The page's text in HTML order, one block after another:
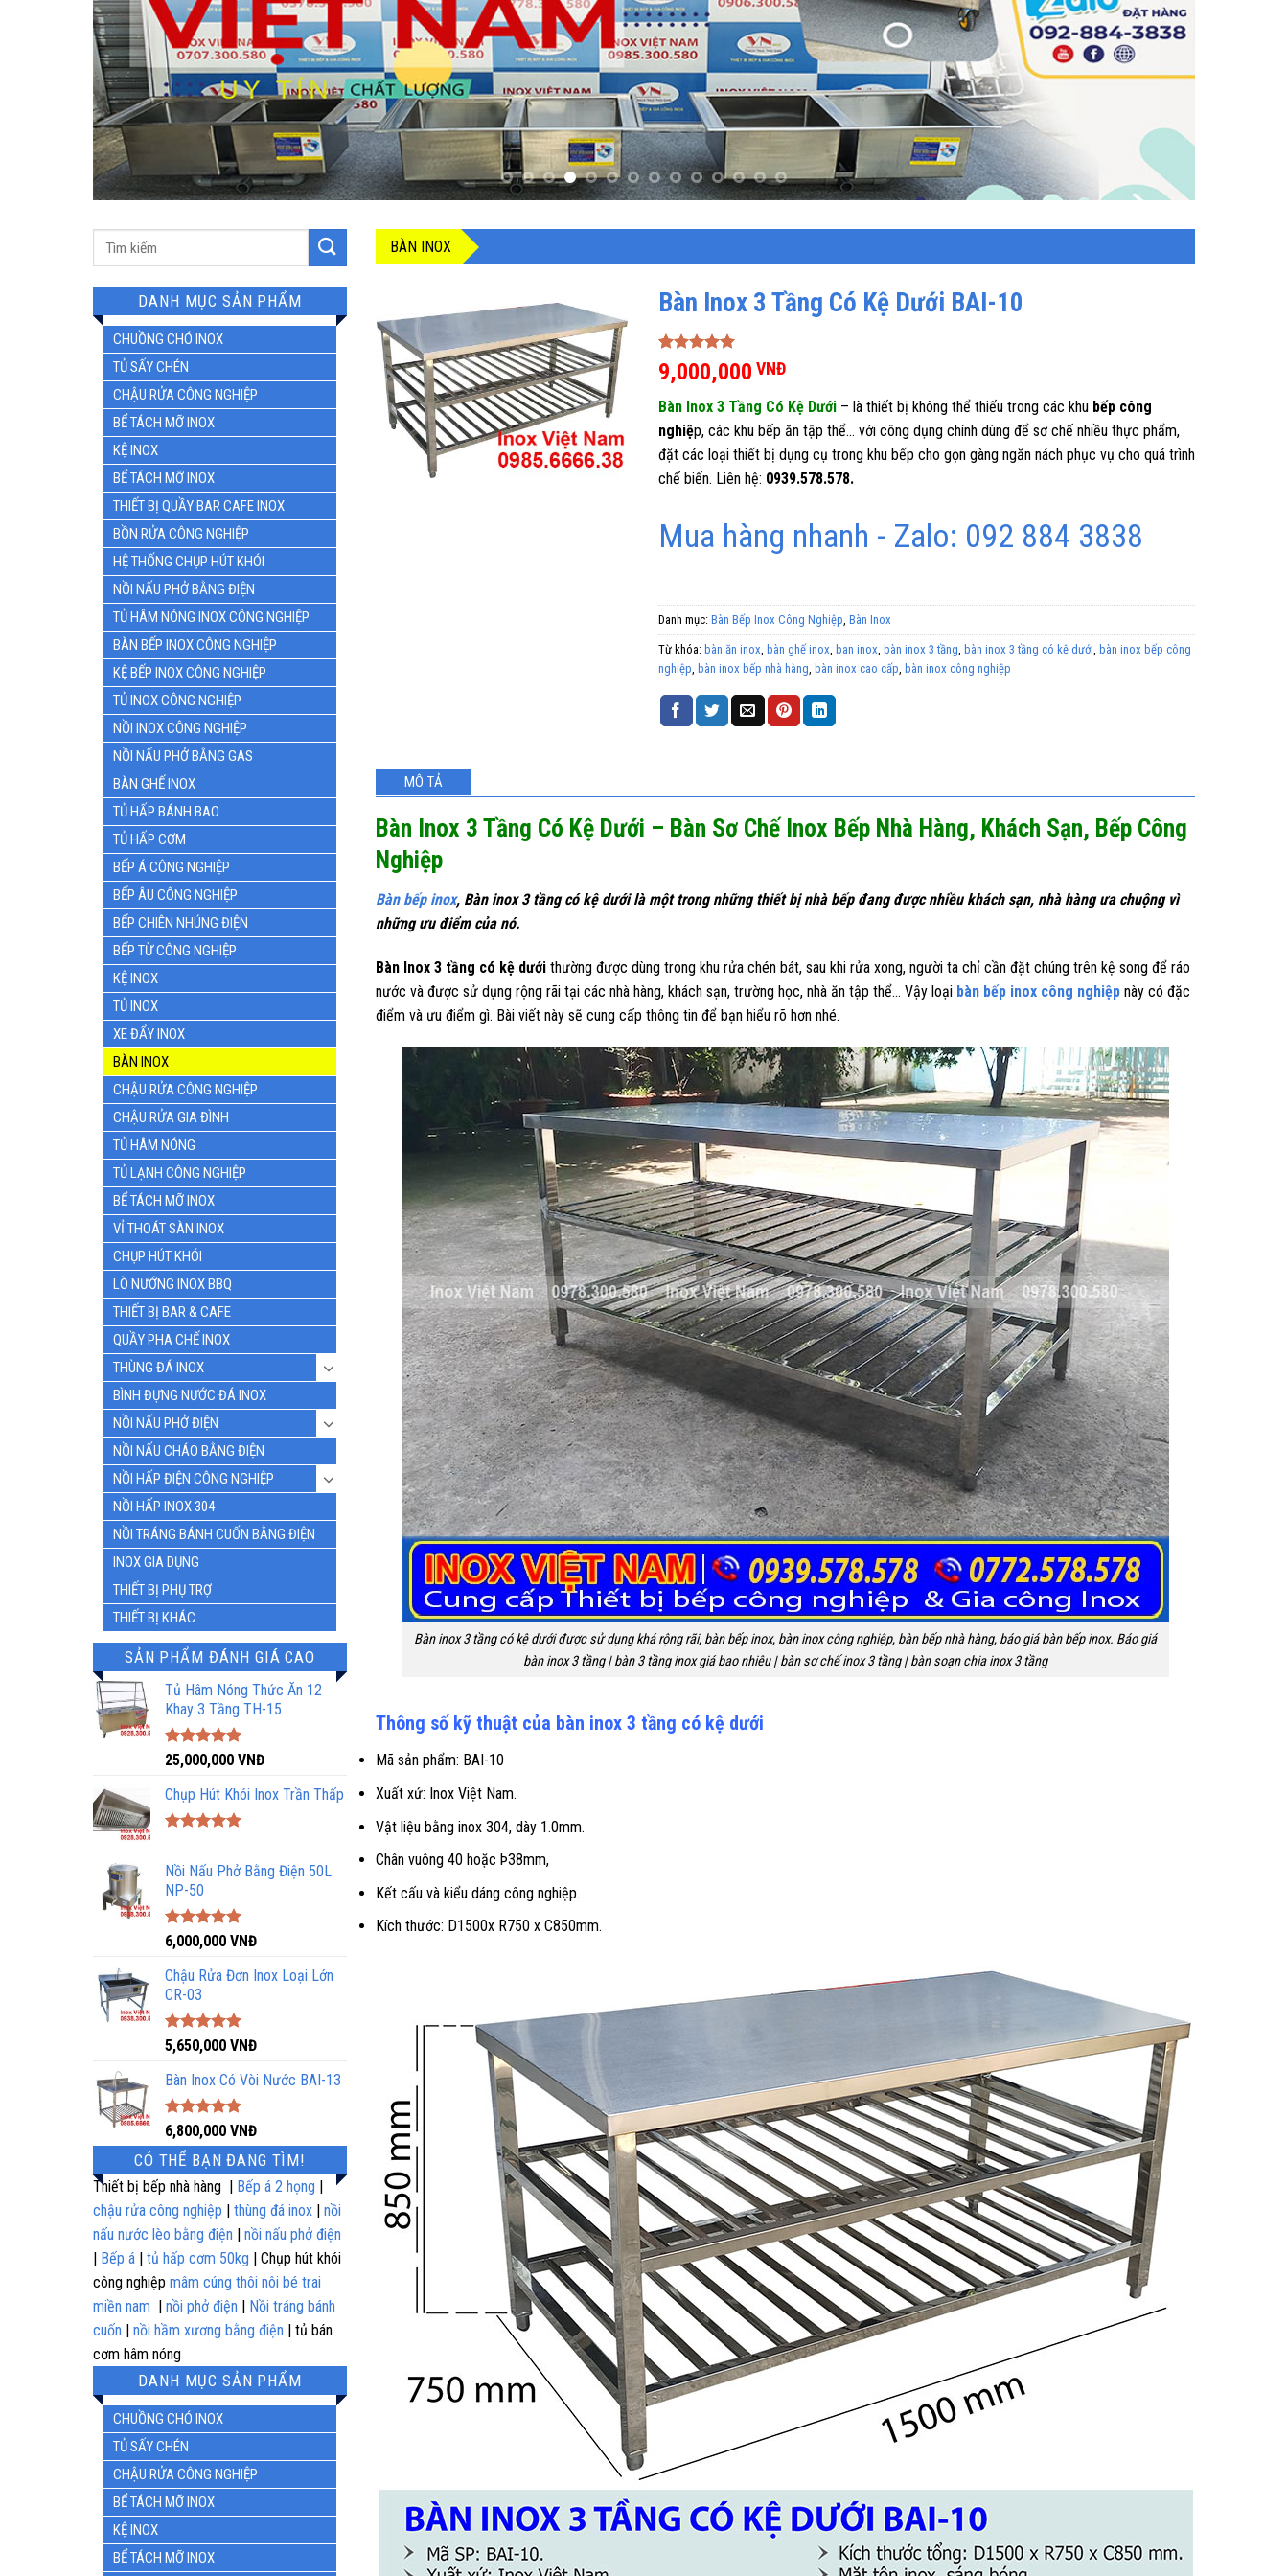
DANH MỤC SẢN PHẨM
CHUỒNG CHÓ INOX
TỦ SẤY CHÉN
CHẬU RỬA CÔNG NGHIỆP
BỂ TÁCH MỠ INOX
KỆ INOX
BỂ TÁCH MỠ INOX
THIẾT BỊ QUẦY BAR CAFE INOX
BỒN RỬA CÔNG NGHIỆP
HỆ THỐNG CHỤP HÚT KHÓI
NỒI NẤU PHỞ BẰNG ĐIỆN
TỦ HÂM NÓNG INOX CÔNG NGHIỆP
BÀN BẾP INOX CÔNG NGHIỆP
KỆ BẾP INOX CÔNG NGHIỆP
TỦ INOX CÔNG NGHIỆP
NỒI INOX CÔNG NGHIỆP
NỒI NẤU PHỞ BẰNG GAS
BÀN GHẾ INOX
TỦ HẤP BÁNH BAO
TỦ HẤP CƠM
BẾP Á CÔNG NGHIỆP
BẾP ÂU CÔNG NGHIỆP
BẾP CHIÊN NHÚNG ĐIỆN
BẾP TỪ CÔNG NGHIỆP
KỆ INOX
TỦ INOX
XE ĐẨY INOX
BÀN INOX
CHẬU RỬA CÔNG NGHIỆP
CHẬU RỬA GIA ĐÌNH
TỦ HÂM NÓNG
TỦ LẠNH CÔNG NGHIỆP
BỂ TÁCH MỠ INOX
VỈ THOÁT SÀN INOX
CHỤP HÚT KHÓI
LÒ NƯỚNG INOX BBQ
THIẾT BỊ BAR & CAFE
QUẦY PHA CHẾ INOX
THÙNG ĐÁ INOX
BÌNH ĐỰNG NƯỚC ĐÁ INOX
NỒI NẤU PHỞ ĐIỆN
NỒI NẤU CHÁO BẰNG ĐIỆN
NỒI HẤP ĐIỆN CÔNG NGHIỆP
NỒI HẤP INOX 304
NỒI TRÁNG BÁNH CUỐN BẰNG ĐIỆN
INOX GIA DỤNG
THIẾT BỊ PHỤ TRỢ
THIẾT BỊ KHÁC
SẢN PHẨM ĐÁNH GIÁ CAO
Tủ Hâm Nóng Thức Ăn 12
Khay 3 Tầng TH-15
Được xếp
hạng
5.00
5 sao
25,000,000 VNĐ
Chụp Hút Khói Inox Trần Thấp
5 sao
Nồi Nấu Phở Bằng Điện 50L
NP-50
Được xếp
hạng
5 sao
6,000,000 VNĐ
Chậu Rửa Đơn Inox Loại Lớn
CR-03
Được xếp
hạng
5 sao
5,650,000 VNĐ
Bàn Inox Có Vòi Nước BAI-13
Được xếp
hạng5.00
5 sao
6,800,000 VNĐ
CÓ THỂ BẠN ĐANG TÌM!
Thiết bị bếp nhà hàng | Bếp á 2 họng |
chậu rửa công nghiệp | thùng đá inox | nồi
nấu nước lèo bằng điện | nồi nấu phở điện
| Bếp á | tủ hấp cơm 50kg | Chụp hút khói
công nghiệp mâm cúng thôi nôi bé trai
miền nam | nồi phở điện | Nồi tráng bánh
cuốn | nồi hầm xương bằng điện | tủ bán
cơm hâm nóng
DANH MỤC SẢN PHẨM
CHUỒNG CHÓ INOX
TỦ SẤY CHÉN
CHẬU RỬA CÔNG NGHIỆP
BỂ TÁCH MỠ INOX
KỆ INOX
BỂ TÁCH MỠ INOX
BÀN INOX
Bàn Inox 3 Tầng Có Kệ Dưới BAI-10
5.00trên 5
dựa trên
1
9,000,000 VNĐ
Bàn Inox 3 Tầng Có Kệ Dưới – là thiết bị không thể thiếu trong các khu bếp công
nghiệp, các khu bếp ăn tập thể… với công dụng chính dùng để sơ chế nhiều thực phẩm,
đặt các loại thiết bị dụng cụ trong khu bếp cho gọn gàng ngăn nách phục vụ cho quá trình
chế biến. Liên hệ: 0939.578.578.
Mua hàng nhanh - Zalo: 092 884 3838
Danh mục: Bàn Bếp Inox Công Nghiệp Bàn Inox
Từ khóa: bàn ăn inox bàn ghế inox ban inox bàn inox 3 tầng bàn inox 3 tầng có kệ dưới bàn inox bếp công
nghiệp bàn inox bếp nhà hàng bàn inox cao cấp bàn inox công nghiệp
MÔ TẢ
Bàn Inox 3 Tầng Có Kệ Dưới – Bàn Sơ Chế Inox Bếp Nhà Hàng, Khách Sạn, Bếp Công
Nghiệp
Bàn bếp inox, Bàn inox 3 tầng có kệ dưới là một trong những thiết bị nhà bếp đang được nhiều khách sạn, nhà hàng ưa chuộng vì
những ưu điểm của nó.
Bàn Inox 3 tầng có kệ dưới thường được dùng trong khu rửa chén bát, sau khi rửa xong, người ta chỉ cần đặt chúng trên kệ song để ráo
nước và được sử dụng rộng rãi tại các nhà hàng, khách sạn, trường học, nhà ăn tập thể… Vậy loại bàn bếp inox công nghiệp này có đặc
điểm và ưu điểm gì. Bài viết này sẽ cung cấp thông tin để bạn hiểu rõ hơn nhé.
Bàn inox 3 tầng có kệ dưới được sử dụng khá rộng rãi, bàn bếp inox, bàn inox công nghiệp, bàn bếp nhà hàng, báo giá bàn bếp inox. Báo giá
bàn inox 3 tầng | bàn 3 tầng inox giá bao nhiêu | bàn sơ chế inox 3 tầng | bàn soạn chia inox 3 tầng
Thông số kỹ thuật của bàn inox 3 tầng có kệ dưới
Mã sản phẩm: BAI-10
Xuất xứ: Inox Việt Nam.
Vật liệu bằng inox 304, dày 1.0mm.
Chân vuông 40 hoặc Þ38mm,
Kết cấu và kiểu dáng công nghiệp.
Kích thước: D1500x R750 x C850mm.